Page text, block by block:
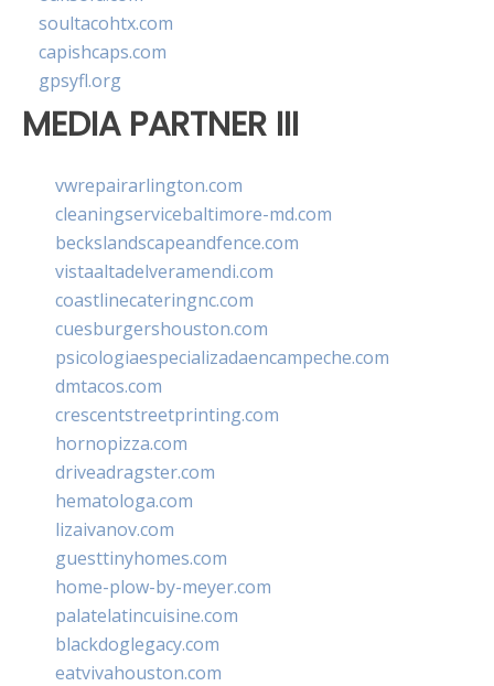
soultacohtx.com
capishcaps.com
gpsyfl.org
MEDIA PARTNER III
vwrepairarlington.com
cleaningservicebaltimore-md.com
beckslandscapeandfence.com
vistaaltadelveramendi.com
coastlinecateringnc.com
cuesburgershouston.com
psicologiaespecializadaencampeche.com
dmtacos.com
crescentstreetprinting.com
hornopizza.com
driveadragster.com
hematologa.com
lizaivanov.com
guesttinyhomes.com
home-plow-by-meyer.com
palatelatincuisine.com
blackdoglegacy.com
eatvivahouston.com